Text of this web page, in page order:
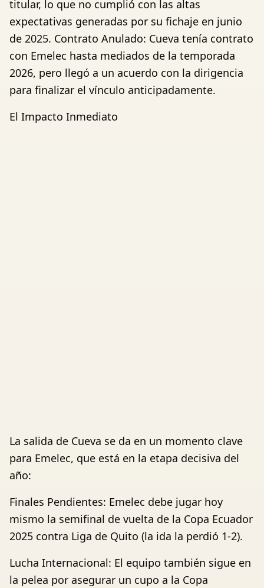
titular, lo que no cumplió con las altas
expectativas generadas por su fichaje en junio
de 2025. Contrato Anulado: Cueva tenía contrato
con Emelec hasta mediados de la temporada
2026, pero llegó a un acuerdo con la dirigencia
para finalizar el vínculo anticipadamente.
El Impacto Inmediato
La salida de Cueva se da en un momento clave
para Emelec, que está en la etapa decisiva del
año:
Finales Pendientes: Emelec debe jugar hoy
mismo la semifinal de vuelta de la Copa Ecuador
2025 contra Liga de Quito (la ida la perdió 1-2).
Lucha Internacional: El equipo también sigue en
la pelea por asegurar un cupo a la Copa